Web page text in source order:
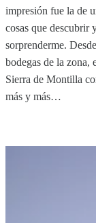
impresión fue la de
cosas que descubrir
sorprenderme.
bodegas de la zona,
Sierra de Montilla
más y más…